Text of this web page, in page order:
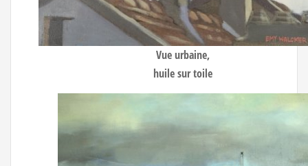
Vue urbaine,
huile sur toile